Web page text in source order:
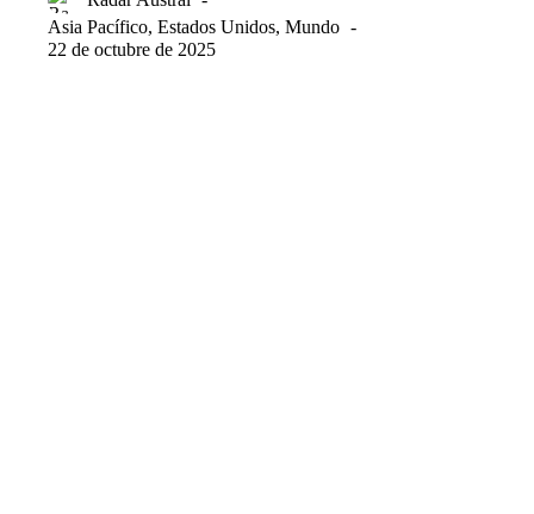
Asia Pacífico, Estados Unidos, Mundo
22 de octubre de 2025